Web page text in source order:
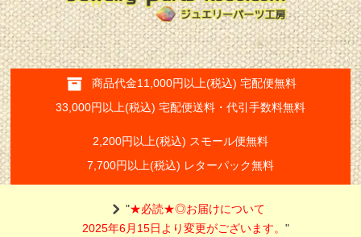
商品代金11,000円以上(税込) 宅配便無料
33,000円以上(税込) 宅配便送料・代引手数料無料
2,200円以上(税込) スモール便無料
7,700円以上(税込) レターパック無料
"★必読★◎お届けについて
2025年6月15日より変更がございます。"